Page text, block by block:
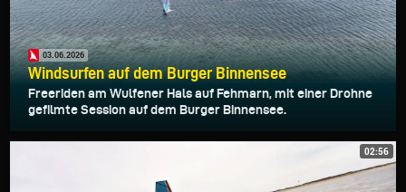
03.06.2026
Windsurfen auf dem Burger Binnensee
Freeriden am Wulfener Hals auf Fehmarn, mit einer Drohne
gefilmte Session auf dem Burger Binnensee.
02:56